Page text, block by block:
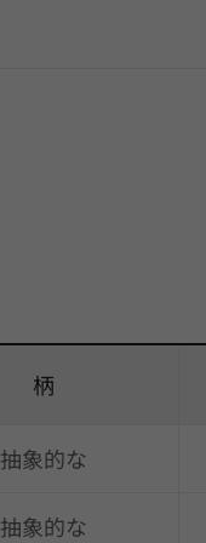
柄
抽象的な
抽象的な